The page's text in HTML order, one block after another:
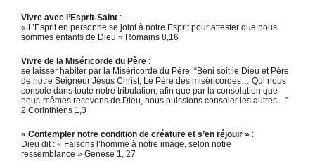
Vivre avec l’Esprit-Saint :
« L’Esprit en personne se joint à notre Esprit pour attester que nous
sommes enfants de Dieu » Romains 8,16
Vivre de la Miséricorde du Père :
se laisser habiter par la Miséricorde du Père. “Béni soit le Dieu et Père
de notre Seigneur Jésus Christ, Le Père des miséricordes… Qui nous
console dans toute notre tribulation, afin que par la consolation que
nous-mêmes recevons de Dieu, nous puissions consoler les autres…”
2 Corinthiens 1,3
« Contempler notre condition de créature et s’en réjouir » :
Dieu dit : « Faisons l’homme à notre image, selon notre
ressemblance » Genèse 1, 27